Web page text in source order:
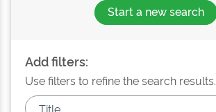
Start a new search
Add filters:
Use filters to refine the search results.